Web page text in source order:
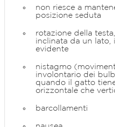
non riesce a
posizione seduta
rotazione della
inclinata da un lato,
evidente
nistagmo
involontario dei
quando il gatto
orizzontale che
barcollamenti